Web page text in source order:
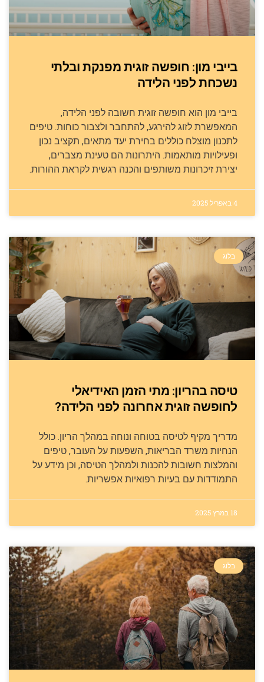
בייבי מון: חופשה זוגית מפנקת ובלתי
נשכחת לפני הלידה
בייבי מון הוא חופשה זוגית חשובה לפני הלידה,
המאפשרת לזוג להירגע, להתחבר ולצבור כוחות. טיפים
לתכנון מוצלח כוללים בחירת יעד מתאים, תקציב נכון
ופעילויות מותאמות. היתרונות הם טעינת מצברים,
יצירת זיכרונות משותפים והכנה רגשית לקראת ההורות.
4 באפריל 2025
בלוג
טיסה בהריון: מתי הזמן האידיאלי
לחופשה זוגית אחרונה לפני הלידה?
מדריך מקיף לטיסה בטוחה ונוחה במהלך הריון. כולל
הנחיות משרד הבריאות, השפעות על העובר, טיפים
והמלצות חשובות להכנות ולמהלך הטיסה, וכן מידע על
התמודדות עם בעיות רפואיות אפשריות.
18 במרץ 2025
בלוג